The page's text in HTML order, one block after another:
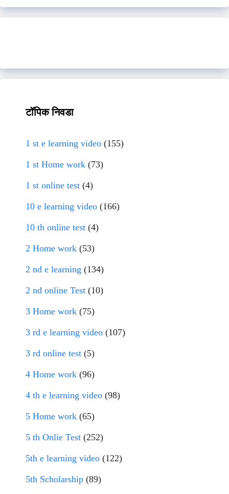
टॉपिक निवडा
1 st e learning video (155)
1 st Home work (73)
1 st online test (4)
10 e learning video (166)
10 th online test (4)
2 Home work (53)
2 nd e learning (134)
2 nd online Test (10)
3 Home work (75)
3 rd e learning video (107)
3 rd online test (5)
4 Home work (96)
4 th e learning video (98)
5 Home work (65)
5 th Onlie Test (252)
5th e learning video (122)
5th Scholarship (89)